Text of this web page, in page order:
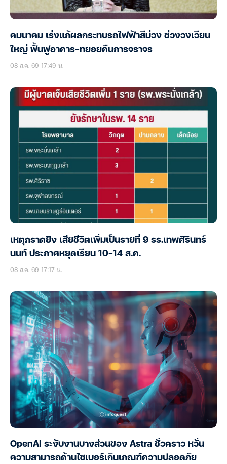
คมนาคม เร่งแก้ผลกระทบรถไฟฟ้าสีม่วง ช่วงวงเวียน
ใหญ่ ฟื้นฟูอาคาร-ทยอยคืนการจราจร
08 ส.ค. 69 17:49 น.
เหตุกราดยิง เสียชีวิตเพิ่มเป็นรายที่ 9 รร.เทพศิรินทร์
นนท์ ประกาศหยุดเรียน 10-14 ส.ค.
08 ส.ค. 69 17:17 น.
OpenAI ระงับงานบางส่วนของ Astra ชั่วคราว หวั่น
ความสามารถด้านไซเบอร์เกินเกณฑ์ความปลอดภัย